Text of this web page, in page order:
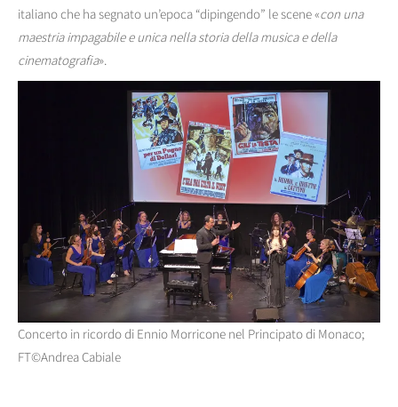
italiano che ha segnato un’epoca “dipingendo” le scene «con una
maestria impagabile e unica nella storia della musica e della
cinematografia».
Concerto in ricordo di Ennio Morricone nel Principato di Monaco;
FT©Andrea Cabiale